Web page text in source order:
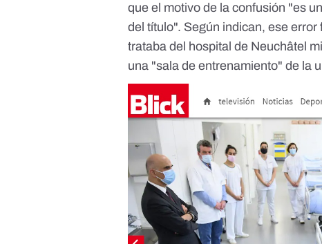
que el motivo de la confusión "es
del título". Según indican, ese
trataba del hospital de Neuchâtel
una "sala de entrenamiento" de la